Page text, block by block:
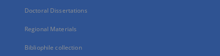
Doctoral Dissertations
Regional Materials
Bibliophile collection